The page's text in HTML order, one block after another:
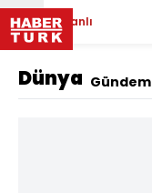
Canlı
Dünya Gündem